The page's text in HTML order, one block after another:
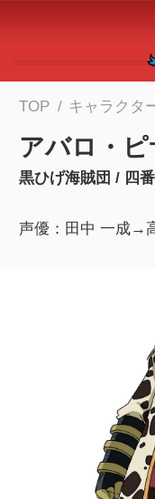
メインコンテンツ
TOP キャラクタ
アバロ・ピ
黒ひげ海賊団 / 四
声優：田中 一成→